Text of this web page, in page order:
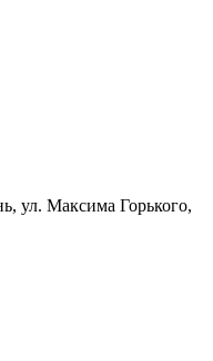
ул. Максима Горького,